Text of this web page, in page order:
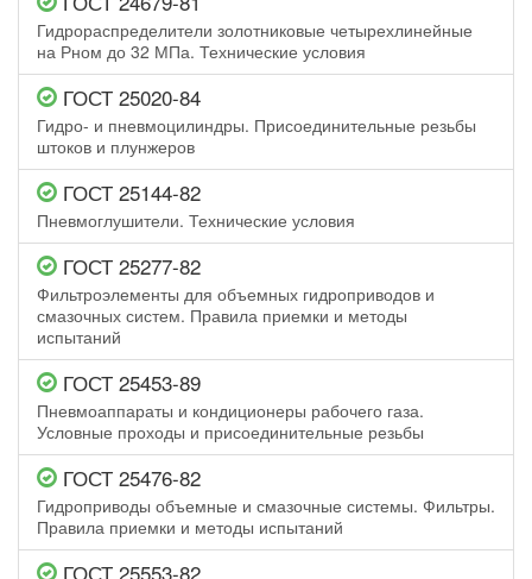
Гидрораспределители золотниковые четырехлинейные
на Рном до 32 МПа. Технические условия
ГОСТ 25020-84
Гидро- и пневмоцилиндры. Присоединительные резьбы
штоков и плунжеров
ГОСТ 25144-82
Пневмоглушители. Технические условия
ГОСТ 25277-82
Фильтроэлементы для объемных гидроприводов и
смазочных систем. Правила приемки и методы
испытаний
ГОСТ 25453-89
Пневмоаппараты и кондиционеры рабочего газа.
Условные проходы и присоединительные резьбы
ГОСТ 25476-82
Гидроприводы объемные и смазочные системы. Фильтры.
Правила приемки и методы испытаний
ГОСТ 25553-82